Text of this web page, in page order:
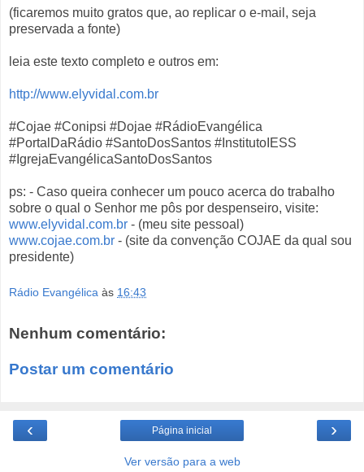
(ficaremos muito gratos que, ao replicar o e-mail, seja
preservada a fonte)
leia este texto completo e outros em:
http://www.elyvidal.com.br
#Cojae #Conipsi #Dojae #RádioEvangélica
#PortalDaRádio #SantoDosSantos #InstitutoIESS
#IgrejaEvangélicaSantoDosSantos
ps: - Caso queira conhecer um pouco acerca do trabalho
sobre o qual o Senhor me pôs por despenseiro, visite:
www.elyvidal.com.br - (meu site pessoal)
www.cojae.com.br - (site da convenção COJAE da qual sou
presidente)
Rádio Evangélica às 16:43
Nenhum comentário:
Postar um comentário
‹ ›
Página inicial
Ver versão para a web